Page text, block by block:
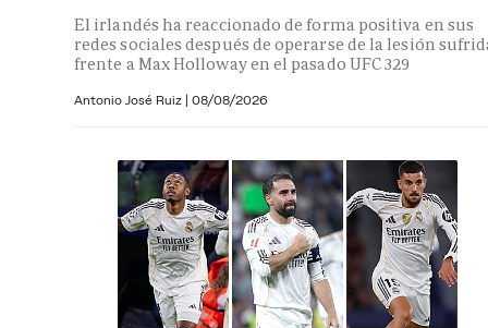
El irlandés ha reaccionado de forma positiva en sus
redes sociales después de operarse de la lesión
frente a Max Holloway en el pasado UFC 329
Antonio José Ruiz | 08/08/2026